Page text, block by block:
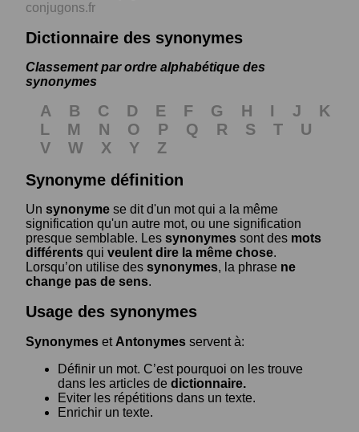
conjugons.fr
Dictionnaire des synonymes
Classement par ordre alphabétique des
synonymes
A B C D E F G H I J
K
L
M N O P Q R S T
U
V
W X Y
Z
Synonyme définition
Un synonyme se dit d'un mot qui a la même
signification qu'un autre mot, ou une signification
presque semblable. Les synonymes sont des mots
différents qui veulent dire la même chose.
Lorsqu’on utilise des synonymes, la phrase ne
change pas de sens.
Usage des synonymes
Synonymes et Antonymes servent à:
Définir un mot. C’est pourquoi on les trouve
dans les articles de dictionnaire.
Eviter les répétitions dans un texte.
Enrichir un texte.